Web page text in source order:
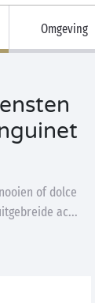
Omgeving
of dolce
ac...